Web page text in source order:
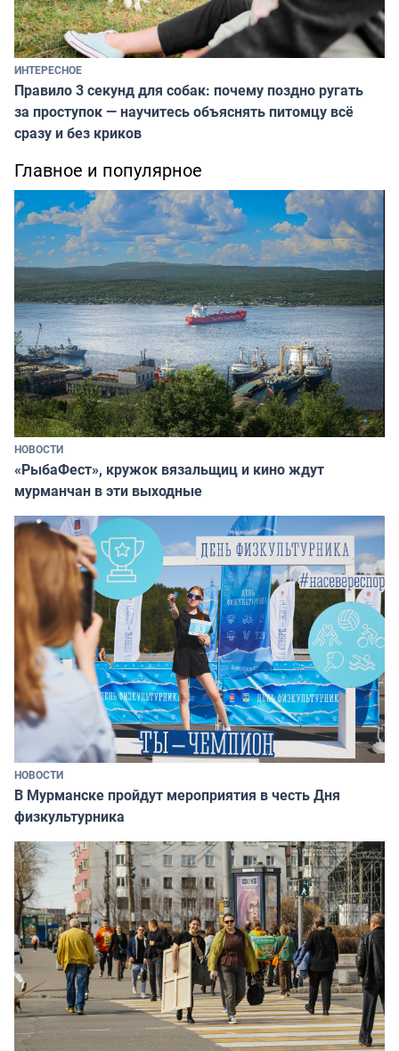
ИНТЕРЕСНОЕ
Правило 3 секунд для собак: почему поздно ругать
за проступок — научитесь объяснять питомцу всё
сразу и без криков
Главное и популярное
НОВОСТИ
«РыбаФест», кружок вязальщиц и кино ждут
мурманчан в эти выходные
НОВОСТИ
В Мурманске пройдут мероприятия в честь Дня
физкультурника